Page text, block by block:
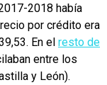
2018 había
por crédito era
En el resto de
entre los
y León).